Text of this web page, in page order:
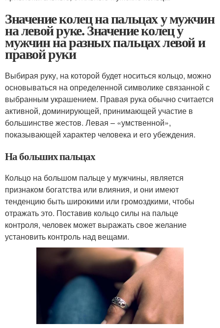
Значение колец на пальцах у мужчин
на левой руке. Значение колец у
мужчин на разных пальцах левой и
правой руки
Выбирая руку, на которой будет носиться кольцо, можно
основываться на определенной символике связанной с
выбранным украшением. Правая рука обычно считается
активной, доминирующей, принимающей участие в
большинстве жестов. Левая – «умственной»,
показывающей характер человека и его убеждения.
На больших пальцах
Кольцо на большом пальце у мужчины, является
признаком богатства или влияния, и они имеют
тенденцию быть широкими или громоздкими, чтобы
отражать это. Поставив кольцо силы на пальце
контроля, человек может выражать свое желание
установить контроль над вещами.